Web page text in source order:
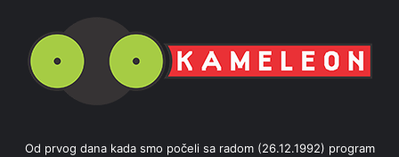
Od prvog dana kada smo počeli sa radom (26.12.1992) program